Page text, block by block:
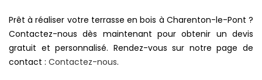
Prêt à réaliser votre terrasse en bois à Charenton-le-Pont ?
Contactez-nous dès maintenant pour obtenir un devis
gratuit et personnalisé. Rendez-vous sur notre page de
contact : Contactez-nous.